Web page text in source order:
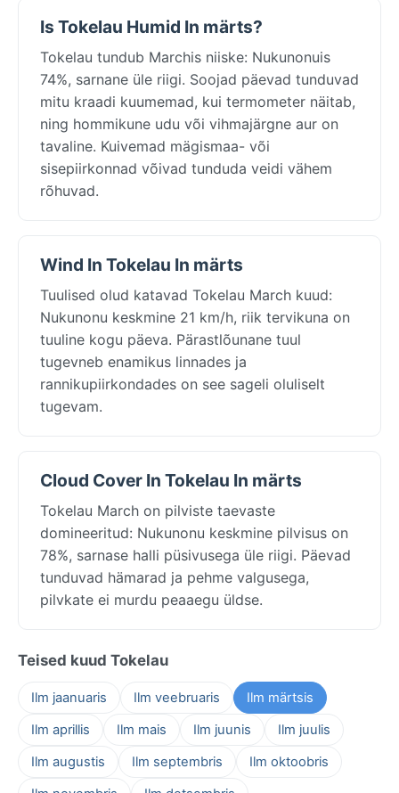
Is Tokelau Humid In märts?
Tokelau tundub Marchis niiske: Nukunonuis
74%, sarnane üle riigi. Soojad päevad tunduvad
mitu kraadi kuumemad, kui termometer näitab,
ning hommikune udu või vihmajärgne aur on
tavaline. Kuivemad mägismaa- või
sisepiirkonnad võivad tunduda veidi vähem
rõhuvad.
Wind In Tokelau In märts
Tuulised olud katavad Tokelau March kuud:
Nukunonu keskmine 21 km/h, riik tervikuna on
tuuline kogu päeva. Pärastlõunane tuul
tugevneb enamikus linnades ja
rannikupiirkondades on see sageli oluliselt
tugevam.
Cloud Cover In Tokelau In märts
Tokelau March on pilviste taevaste
domineeritud: Nukunonu keskmine pilvisus on
78%, sarnase halli püsivusega üle riigi. Päevad
tunduvad hämarad ja pehme valgusega,
pilvkate ei murdu peaaegu üldse.
Teised kuud Tokelau
Ilm jaanuaris Ilm veebruaris
Ilm märtsis
Ilm aprillis
Ilm mais Ilm juunis
Ilm juulis
Ilm augustis
Ilm septembris
Ilm oktoobris